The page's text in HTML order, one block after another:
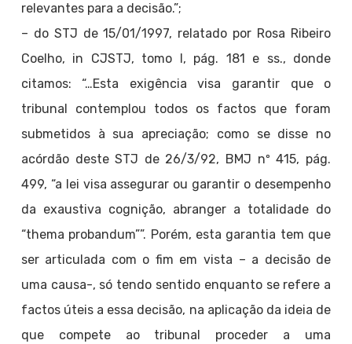
relevantes para a decisão.”;
– do STJ de 15/01/1997, relatado por Rosa Ribeiro
Coelho, in CJSTJ, tomo I, pág. 181 e ss., donde
citamos: “…Esta exigência visa garantir que o
tribunal contemplou todos os factos que foram
submetidos à sua apreciação; como se disse no
acórdão deste STJ de 26/3/92, BMJ nº 415, pág.
499, “a lei visa assegurar ou garantir o desempenho
da exaustiva cognição, abranger a totalidade do
“thema probandum””. Porém, esta garantia tem que
ser articulada com o fim em vista – a decisão de
uma causa-, só tendo sentido enquanto se refere a
factos úteis a essa decisão, na aplicação da ideia de
que compete ao tribunal proceder a uma